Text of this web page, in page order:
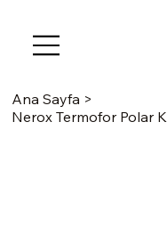
Ana Sayfa >
Nerox Termofor Polar